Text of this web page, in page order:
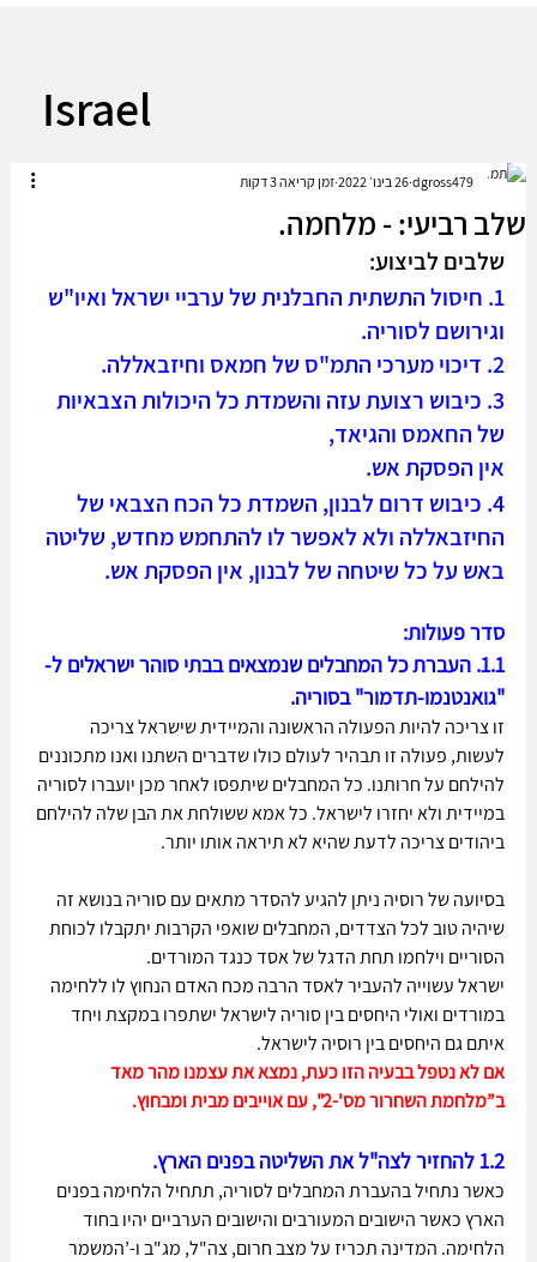
Israel
שלב רביעי: - מלחמה.
dgross479 26 בינו׳ 2022 זמן קריאה 3 דקות
שלבים לביצוע:
1. חיסול התשתית החבלנית של ערביי ישראל ואיו"ש
וגירושם לסוריה.
2. דיכוי מערכי התמ"ס של חמאס וחיזבאללה.
3. כיבוש רצועת עזה והשמדת כל היכולות הצבאיות
של החאמס והגיאד,
אין הפסקת אש.
4. כיבוש דרום לבנון, השמדת כל הכח הצבאי של
החיזבאללה ולא לאפשר לו להתחמש מחדש, שליטה
באש על כל שיטחה של לבנון, אין הפסקת אש.
סדר פעולות:
1.1. העברת כל המחבלים שנמצאים בבתי סוהר ישראלים ל-
"גואנטנמו-תדמור" בסוריה.
זו צריכה להיות הפעולה הראשונה והמיידית שישראל צריכה
לעשות, פעולה זו תבהיר לעולם כולו שדברים השתנו ואנו מתכוננים
להילחם על חרותנו. כל המחבלים שיתפסו לאחר מכן יועברו לסוריה
במיידית ולא יחזרו לישראל. כל אמא ששולחת את הבן שלה להילחם
ביהודים צריכה לדעת שהיא לא תיראה אותו יותר.
בסיועה של רוסיה ניתן להגיע להסדר מתאים עם סוריה בנושא זה
שיהיה טוב לכל הצדדים, המחבלים שואפי הקרבות יתקבלו לכוחת
הסוריים וילחמו תחת הדגל של אסד כנגד המורדים.
ישראל עשוייה להעביר לאסד הרבה מכח האדם הנחוץ לו ללחימה
במורדים ואולי היחסים בין סוריה לישראל ישתפרו במקצת ויחד
איתם גם היחסים בין רוסיה לישראל.
אם לא נטפל בבעיה הזו כעת, נמצא את עצמנו מהר מאד
ב”מלחמת השחרור מס'-2", עם אוייבים מבית ומבחוץ.
1.2 להחזיר לצה"ל את השליטה בפנים הארץ.
כאשר נתחיל בהעברת המחבלים לסוריה, תתחיל הלחימה בפנים
הארץ כאשר הישובים המעורבים והישובים הערביים יהיו בחוד
הלחימה. המדינה תכריז על מצב חרום, צה"ל, מג"ב ו-’המשמר